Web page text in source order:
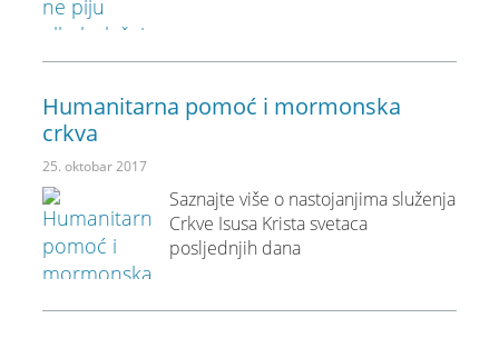
Humanitarna pomoć i mormonska
crkva
25. oktobar 2017
Saznajte više o nastojanjima služenja
Crkve Isusa Krista svetaca
posljednjih dana